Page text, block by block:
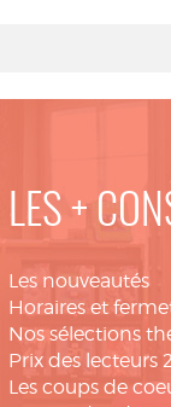
LES +
Les nouveautés
Horaires et
Nos sélections
Prix des lecteurs
Les coups de